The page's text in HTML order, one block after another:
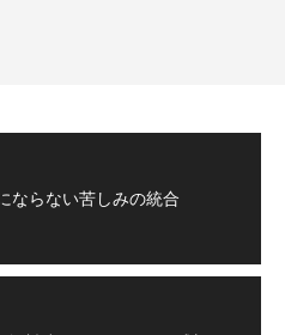
ならない苦しみの統合